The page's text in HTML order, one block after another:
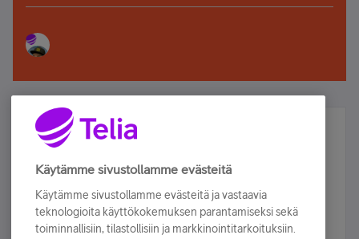
Älä jää paitsi – osallistu ja voita!
Tilaa Telian uutiskirje ja olet mukana arvonnassa.
sähköpostiisi.
Käytämme sivustollamme evästeitä
Käytämme sivustollamme evästeitä ja vastaavia
teknologioita käyttökokemuksen parantamiseksi sekä
toiminnallisiin, tilastollisiin ja markkinointitarkoituksiin.